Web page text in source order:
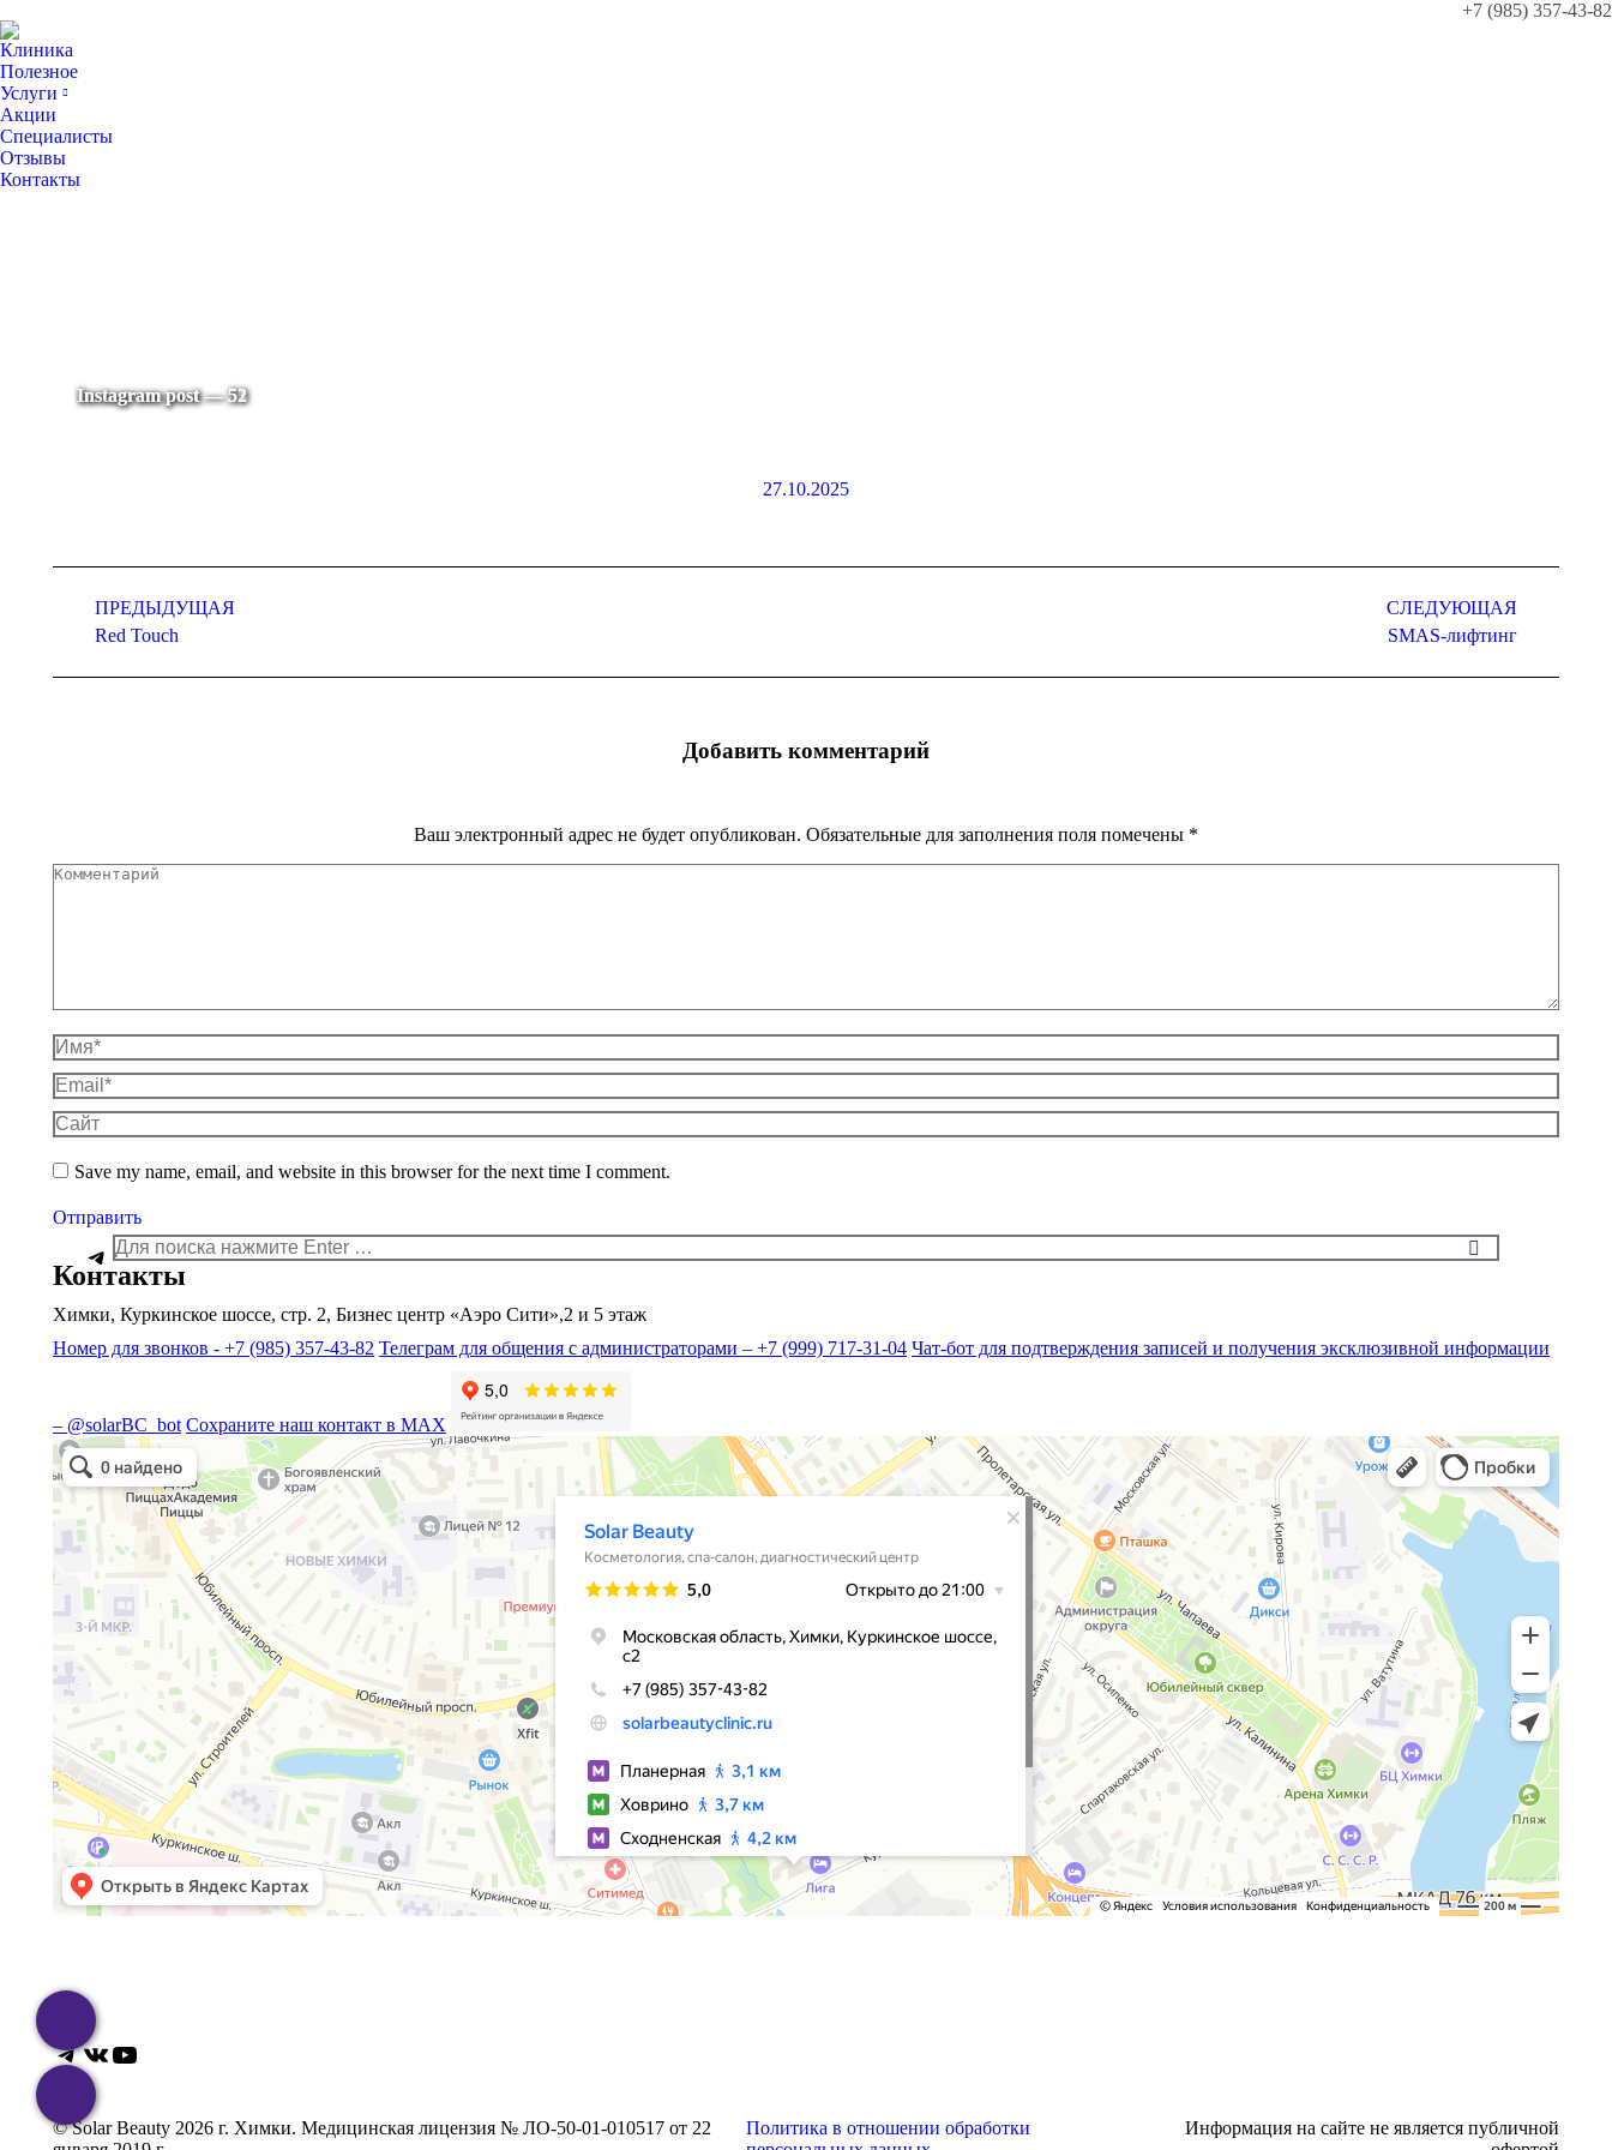
+7 (985) 357-43-82
Клиника
Полезное
Услуги
Акции
Специалисты
Отзывы
Контакты
Instagram post — 50
Instagram post — 53
Instagram post — 51
Instagram post — 52
27.10.2025
альбомам
ПРЕДЫДУЩАЯ
Предыдущий
Red Touch
СЛЕДУЮЩАЯ
SMAS-лифтинг
Добавить комментарий
Ваш электронный адрес не будет опубликован. Обязательные для заполнения поля помечены *
Комментарий
Имя *
Email *
Сайт
Save my name, email, and website in this browser for the next time I comment.
Отправить
Поиск:
Telegram
Контакты
Химки, Куркинское шоссе, стр. 2, Бизнес центр «Аэро Сити»,2 и 5 этаж
Номер для звонков - +7 (985) 357-43-82 Телеграм для общения с администраторами – +7 (999) 717-31-04 Чат-бот для подтверждения записей и получения эксклюзивной информации
– @solarBC_bot Сохраните наш контакт в MAX
Solar Beauty
Медцентр, клиника в Химках
Telegram
ВКонтакте
YouTube
© Solar Beauty 2026 г. Химки. Медицинская лицензия № ЛО-50-01-010517 от 22
Политика в отношении обработки
Информация на сайте не является публичной